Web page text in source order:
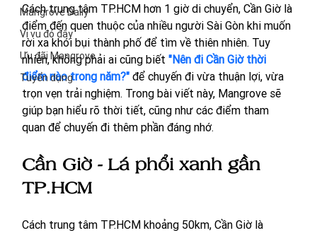
Mangrove Daily
Vi vu đó đây
Ưu đãi Mangrove
Tuyển dụng
Cách trung tâm TP.HCM hơn 1 giờ di chuyển, Cần Giờ là
điểm đến quen thuộc của nhiều người Sài Gòn khi muốn
rời xa khói bụi thành phố để tìm về thiên nhiên. Tuy
nhiên, không phải ai cũng biết "Nên đi Cần Giờ thời
điểm nào trong năm?" để chuyến đi vừa thuận lợi, vừa
trọn vẹn trải nghiệm. Trong bài viết này, Mangrove sẽ
giúp bạn hiểu rõ thời tiết, cũng như các điểm tham
quan để chuyến đi thêm phần đáng nhớ.
Cần Giờ - Lá phổi xanh gần
TP.HCM
Cách trung tâm TP.HCM khoảng 50km, Cần Giờ là